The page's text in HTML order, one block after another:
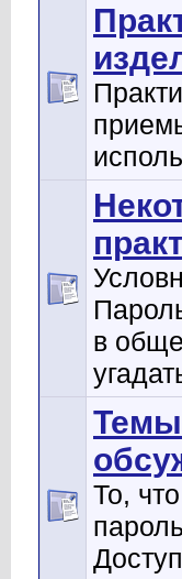
в
Темы
То,
Доступ